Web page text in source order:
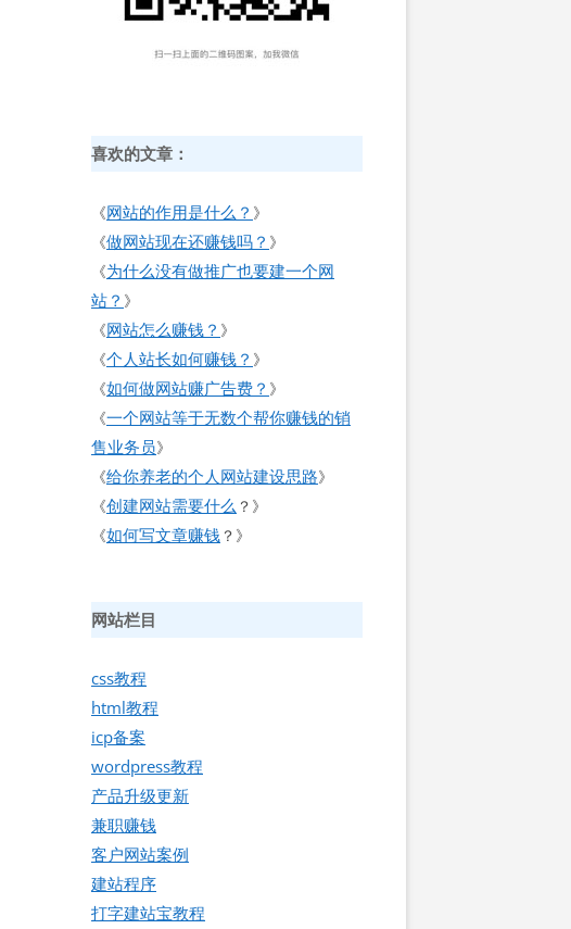
喜欢的文章：
《网站的作用是什么？ 》
《做网站现在还赚钱吗？ 》
《为什么没有做推广也要建一个网
站？ 》
《网站怎么赚钱？ 》
《个人站长如何赚钱？ 》
《如何做网站赚广告费？ 》
《一个网站等于无数个帮你赚钱的销
售业务员》
《给你养老的个人网站建设思路》
《创建网站需要什么 ？》
《如何写文章赚钱 ？》
网站栏目
css教程
html教程
icp备案
wordpress教程
产品升级更新
兼职赚钱
客户网站案例
建站程序
打字建站宝教程